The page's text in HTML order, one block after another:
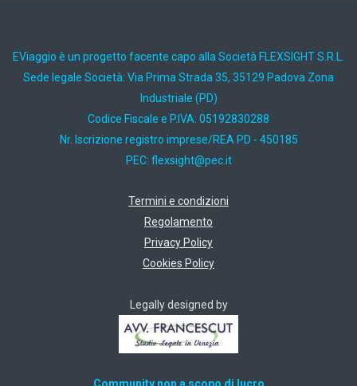
EViaggio è un progetto facente capo alla Società FLEXSIGHT S.R.L.
Sede legale Società: Via Prima Strada 35, 35129 Padova Zona
Industriale (PD)
Codice Fiscale e P.IVA: 05192830288
Nr. Iscrizione registro imprese/REA PD - 450185
PEC: ti.cep@thgisxelf
Termini e condizioni
Regolamento
Privacy Policy
Cookies Policy
Legally designed by
Community non a scopo di lucro